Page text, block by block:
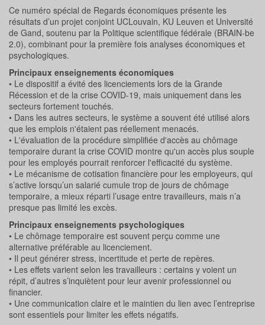
Ce numéro spécial de Regards économiques présente les
résultats d’un projet conjoint UCLouvain, KU Leuven et Université
de Gand, soutenu par la Politique scientifique fédérale (BRAIN-be
2.0), combinant pour la première fois analyses économiques et
psychologiques.
Principaux enseignements économiques
• Le dispositif a évité des licenciements lors de la Grande
Récession et de la crise COVID-19, mais uniquement dans les
secteurs fortement touchés.
• Dans les autres secteurs, le système a souvent été utilisé alors
que les emplois n'étaient pas réellement menacés.
• L'évaluation de la procédure simplifiée d'accès au chômage
temporaire durant la crise COVID montre qu'un accès plus souple
pour les employés pourrait renforcer l'efficacité du système.
• Le mécanisme de cotisation financière pour les employeurs, qui
s’active lorsqu’un salarié cumule trop de jours de chômage
temporaire, a mieux réparti l’usage entre travailleurs, mais n’a
presque pas limité les excès.
Principaux enseignements psychologiques
• Le chômage temporaire est souvent perçu comme une
alternative préférable au licenciement.
• Il peut générer stress, incertitude et perte de repères.
• Les effets varient selon les travailleurs : certains y voient un
répit, d’autres s’inquiètent pour leur avenir professionnel ou
financier.
• Une communication claire et le maintien du lien avec l’entreprise
sont essentiels pour limiter les effets négatifs.